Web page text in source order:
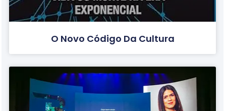
O Novo Código Da Cultura